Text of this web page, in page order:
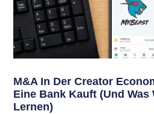
M&A In Der Creator
Eine Bank Kauft (und Was
Lernen)